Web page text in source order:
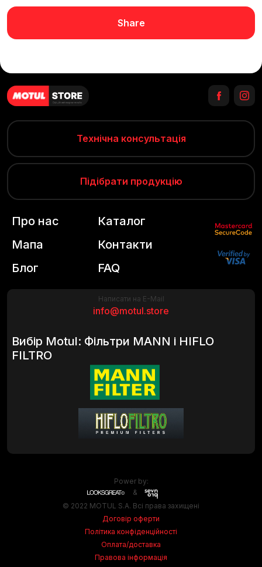
Share
Технічна консультація
Підібрати продукцію
Написати на E-Mail
info@motul.store
Вибір Motul: Фільтри MANN і HIFLO
FILTRO
Про нас
Мапа
Блог
Каталог
Контакти
FAQ
© 2022 MOTUL S.A. Всі права захищені
Договір оферти
Політика конфіденційності
Оплата/доставка
Правова інформація
Power by:
&